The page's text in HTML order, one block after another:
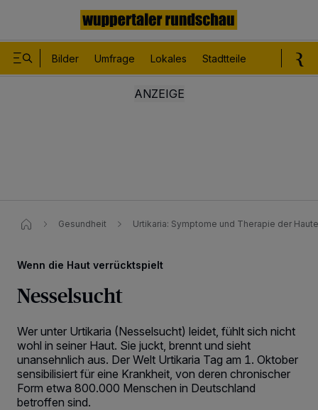
Bilder Umfrage Lokales Stadtteile
Gesundheit Urtikaria: Symptome und Therapie der
Wenn die Haut verrücktspielt
Nesselsucht
Wer unter Urtikaria (Nesselsucht) leidet, fühlt sich nicht
wohl in seiner Haut. Sie juckt, brennt und sieht
unansehnlich aus. Der Welt Urtikaria Tag am 1. Oktober
sensibilisiert für eine Krankheit, von deren chronischer
Form etwa 800.000 Menschen in Deutschland
betroffen sind.